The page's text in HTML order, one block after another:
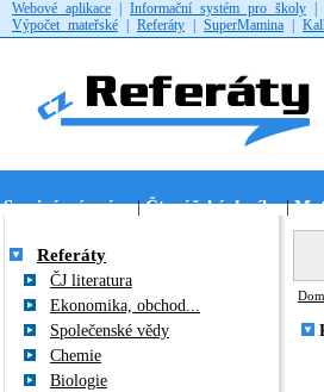
Webové aplikace Informační systém pro školy
Výpočet mateřské
Referáty SuperMamina
Seminární práce|Čtenářské deníky|
Referáty
ČJ literatura
Ekonomika, obchod...
Společenské vědy
Chemie
Biologie